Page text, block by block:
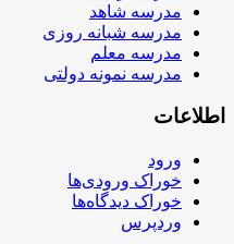
مدرسه شاهد
مدرسه شبانه روزی
مدرسه معلم
مدرسه نمونه دولتی
اطلاعات
ورود
خوراک ورودی‌ها
خوراک دیدگاه‌ها
وردپرس